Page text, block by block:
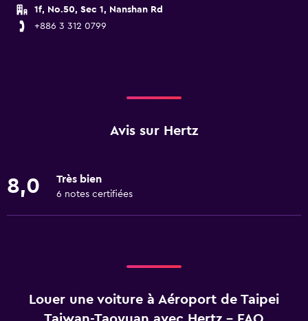
1f, No.50, Sec 1, Nanshan Rd
+886 3 312 0799
Avis sur Hertz
8,0 Très bien
6 notes certifiées
Louer une voiture à Aéroport de Taipei